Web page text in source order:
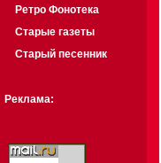
Ретро Фонотека
Старые газеты
Старый песенник
Реклама: